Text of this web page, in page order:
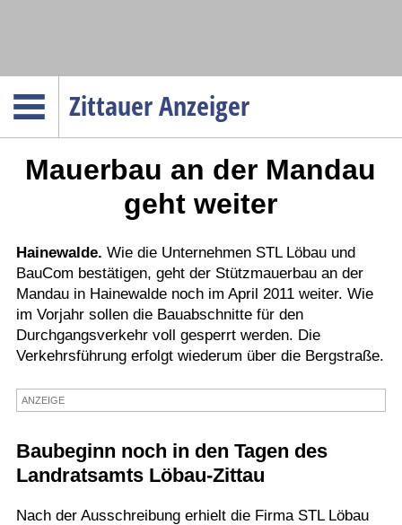
Zittauer Anzeiger
Menüpunkte
Politik
Wirtschaft
Service
Verkehr
Gesundheit
Sport
Kostenlos
Mauerbau an der Mandau
geht weiter
Hainewalde. Wie die Unternehmen STL Löbau und
BauCom bestätigen, geht der Stützmauerbau an der
Mandau in Hainewalde noch im April 2011 weiter. Wie
im Vorjahr sollen die Bauabschnitte für den
Durchgangsverkehr voll gesperrt werden. Die
Verkehrsführung erfolgt wiederum über die Bergstraße.
ANZEIGE
Baubeginn noch in den Tagen des
Landratsamts Löbau-Zittau
Nach der Ausschreibung erhielt die Firma STL Löbau